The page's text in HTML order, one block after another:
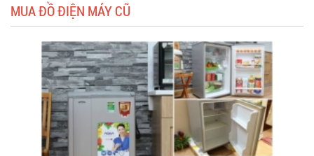
MUA ĐỒ ĐIỆN MÁY CŨ